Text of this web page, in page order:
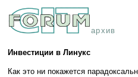
архив
Инвестиции в Линукс
Как это ни покажется